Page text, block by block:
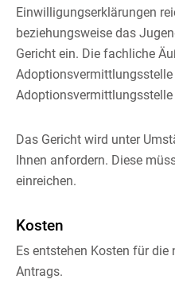
Einwilligungserklärungen
beziehungsweise das
Gericht ein. Die fachliche
Adoptionsvermittlungsstelle
Das Gericht wird unter
Ihnen anfordern. Diese
einreichen.
Kosten
Es entstehen Kosten für
Antrags.